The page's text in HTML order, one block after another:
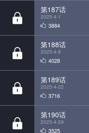
第188话
2025-4-8
4028
第189话
2025-4-22
3716
第190话
2025-4-29
3525
第191话
2025-5-6
3169